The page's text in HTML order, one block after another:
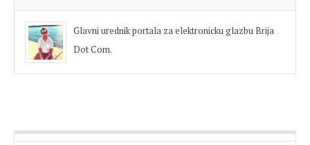
Glavni urednik portala za elektronicku glazbu Brija
Dot Com.